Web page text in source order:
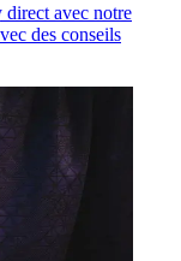
avec notre
des conseils